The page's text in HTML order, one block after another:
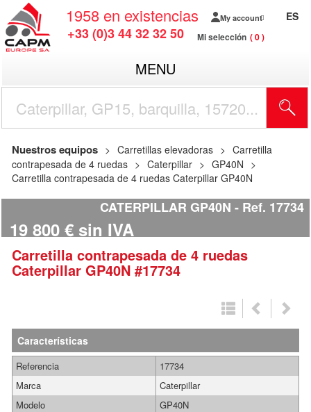
1958 en existencias
+33 (0)3 44 32 32 50
My account
Mi selección 0
ES
MENU
Nuestros equipos Carretillas elevadoras
Carretilla
contrapesada de 4 ruedas
Caterpillar
GP40N
Carretilla contrapesada de 4 ruedas Caterpillar GP40N
CATERPILLAR GP40N Ref. 17734
19 800 € sin IVA
Carretilla contrapesada de 4 ruedas
Caterpillar GP40N #17734
Características
Referencia
17734
Marca
Caterpillar
Modelo
GP40N